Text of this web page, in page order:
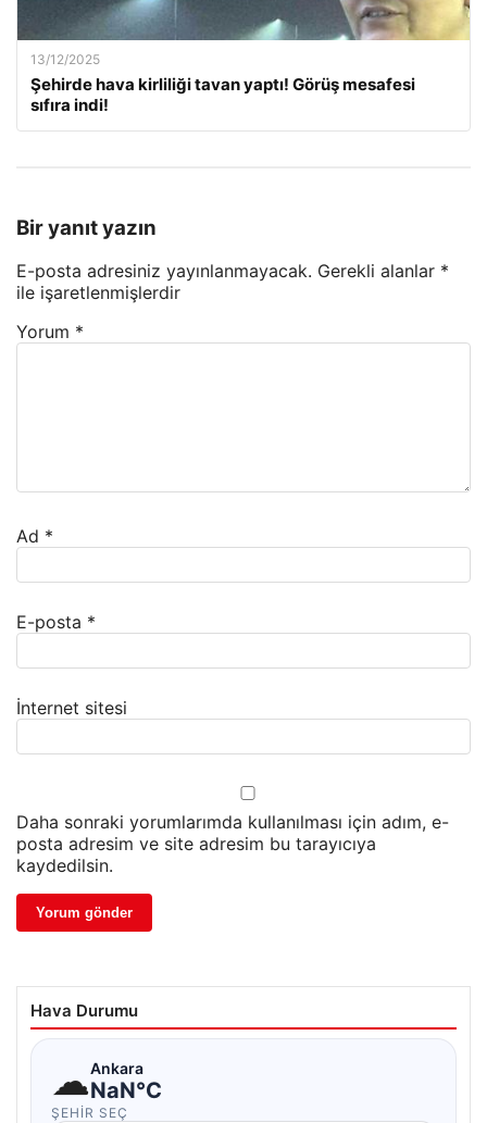
13/12/2025
Şehirde hava kirliliği tavan yaptı! Görüş mesafesi
sıfıra indi!
Bir yanıt yazın
E-posta adresiniz yayınlanmayacak. Gerekli alanlar *
ile işaretlenmişlerdir
Yorum *
Ad *
E-posta *
İnternet sitesi
Daha sonraki yorumlarımda kullanılması için adım, e-
posta adresim ve site adresim bu tarayıcıya
kaydedilsin.
Hava Durumu
☁Ankara
NaN°C
ŞEHIR SEÇ